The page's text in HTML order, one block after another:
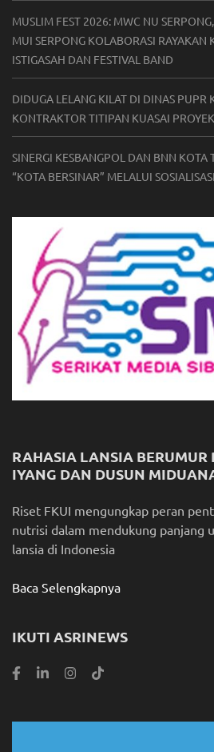
MUSLIM FEST 2026: MWC NU
MUI SERPONG KOLABORASI RAYAKAN
ISTIGASAH DAN FESTIVAL BAND
DIDUGA LELANG KILAT DI DINAS PUPR
KONTRAKTOR TITIPAN KUASAI PROYEK
SINERGI KESBANGPOL DAN BNN KOTA
“KOTA BERSINAR” MELALUI
RAHASIA LANSIA
IYANG DAN DUSUN
Riset FKUI mengungkap peran
nutrisi dalam mendukung panjang
lansia di Indonesia
Baca Selengkapnya
IKUTI ASRINEWS